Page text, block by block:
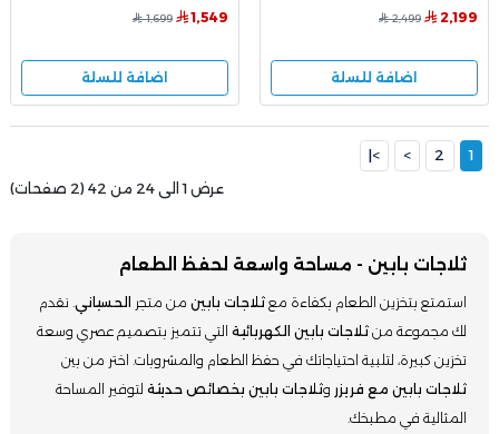
متميز
2,199
2,499
اضافة للسلة
1,549
1,699
اضافة للسلة
1
2
>
>|
عرض 1 الى 24 من 42 (2 صفحات)
ثلاجات بابين - مساحة واسعة لحفظ الطعام
استمتع بتخزين الطعام بكفاءة مع ثلاجات بابين من متجر الحسياني . نقدم
لك مجموعة من ثلاجات بابين الكهربائية التي تتميز بتصميم عصري وسعة
تخزين كبيرة، لتلبية احتياجاتك في حفظ الطعام والمشروبات. اختر من بين
ثلاجات بابين مع فريزر وثلاجات بابين بخصائص حديثة لتوفير المساحة
المثالية في مطبخك.